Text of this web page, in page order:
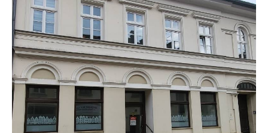
Remonty budynków
Zamówienia publiczne
Prawo
Nowości